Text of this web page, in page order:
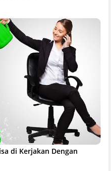
di Kerjakan Dengan